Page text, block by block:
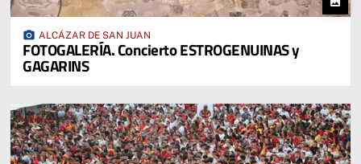
photo_camera ALCÁZAR DE SAN JUAN
FOTOGALERÍA. Concierto ESTROGENUINAS y
GAGARINS